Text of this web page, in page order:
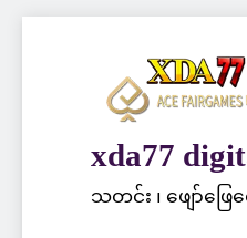
xda77
သတင်း ၊ ဖျော်ဖြ